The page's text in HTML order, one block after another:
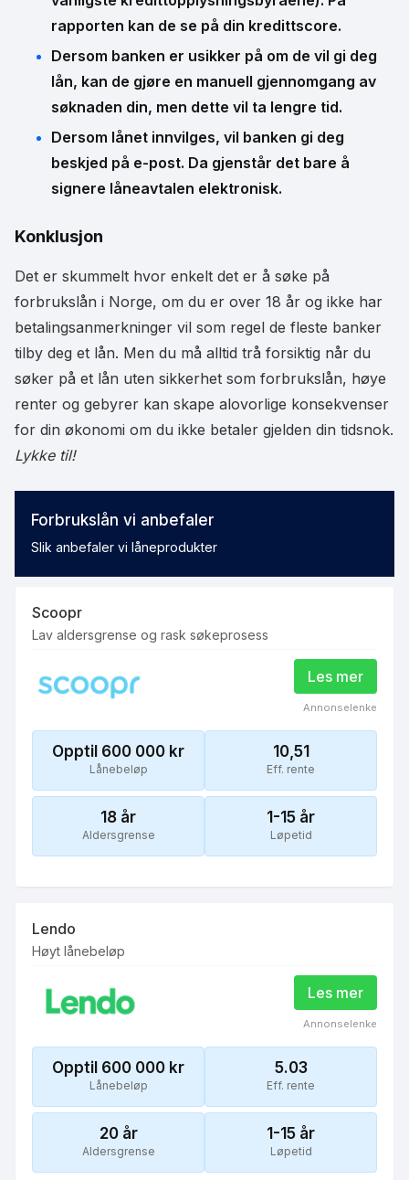
rapporten kan de se på din kredittscore.
Dersom banken er usikker på om de vil gi deg
lån, kan de gjøre en manuell gjennomgang av
søknaden din, men dette vil ta lengre tid.
Dersom lånet innvilges, vil banken gi deg
beskjed på e-post. Da gjenstår det bare å
signere låneavtalen elektronisk.
Konklusjon
Det er skummelt hvor enkelt det er å søke på
forbrukslån i Norge, om du er over 18 år og ikke har
betalingsanmerkninger vil som regel de fleste banker
tilby deg et lån. Men du må alltid trå forsiktig når du
søker på et lån uten sikkerhet som forbrukslån, høye
renter og gebyrer kan skape alovorlige konsekvenser
for din økonomi om du ikke betaler gjelden din tidsnok.
Lykke til!
Forbrukslån vi anbefaler
Slik anbefaler vi låneprodukter
Scoopr
Lav aldersgrense og rask søkeprosess
Les mer
Annonselenke
Opptil 600 000 kr
Lånebeløp
10,51
Eff. rente
18 år
Aldersgrense
1-15 år
Løpetid
Lendo
Høyt lånebeløp
Les mer
Annonselenke
Opptil 600 000 kr
Lånebeløp
5.03
Eff. rente
20år
Aldersgrense
1-15 år
Løpetid